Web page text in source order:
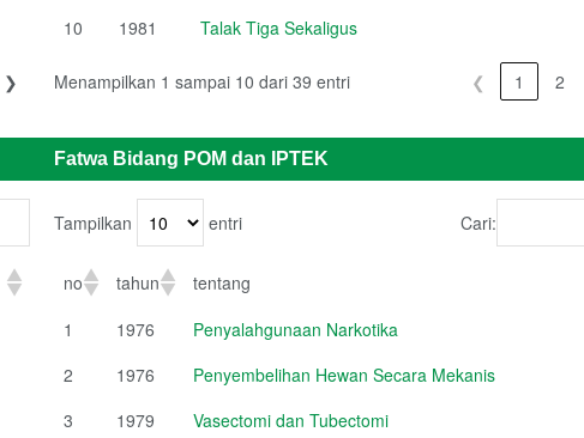
❯
10
1981 Talak Tiga Sekaligus
Menampilkan 1 sampai 10 dari 39 entri ❮ 1 2
Fatwa Bidang POM dan IPTEK
Tampilkan entri Cari:
no tahun
tentang
1
1976
Penyalahgunaan Narkotika
2
1976
Penyembelihan Hewan Secara Mekanis
3
1979
Vasectomi dan Tubectomi